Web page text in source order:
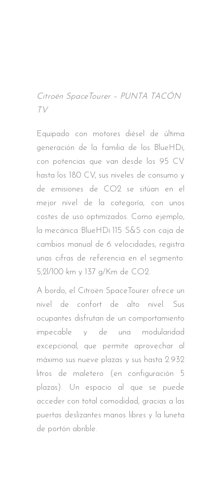
Citroën SpaceTourer – PUNTA TACÓN
TV
Equipado con motores diésel de última
generación de la familia de los BlueHDi,
con potencias que van desde los 95 CV
hasta los 180 CV, sus niveles de consumo y
de emisiones de CO2 se sitúan en el
mejor nivel de la categoría, con unos
costes de uso optimizados. Como ejemplo,
la mecánica BlueHDi 115 S&S con caja de
cambios manual de 6 velocidades, registra
unas cifras de referencia en el segmento:
5,2l/100 km y 137 g/Km de CO2.
A bordo, el Citroën SpaceTourer ofrece un
nivel de confort de alto nivel. Sus
ocupantes disfrutan de un comportamiento
impecable y de una modularidad
excepcional, que permite aprovechar al
máximo sus nueve plazas y sus hasta 2.932
litros de maletero (en configuración 5
plazas). Un espacio al que se puede
acceder con total comodidad, gracias a las
puertas deslizantes manos libres y la luneta
de portón abrible.